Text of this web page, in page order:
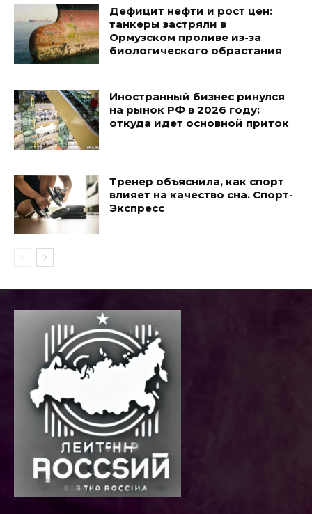
Дефицит нефти и рост цен:
танкеры застряли в
Ормузском проливе из-за
биологического обрастания
Иностранный бизнес ринулся
на рынок РФ в 2026 году:
откуда идет основной приток
Тренер объяснила, как спорт
влияет на качество сна. Спорт-
Экспресс